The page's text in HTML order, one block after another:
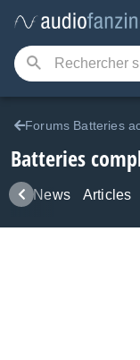
Forums Batteries
Batteries
News Articles